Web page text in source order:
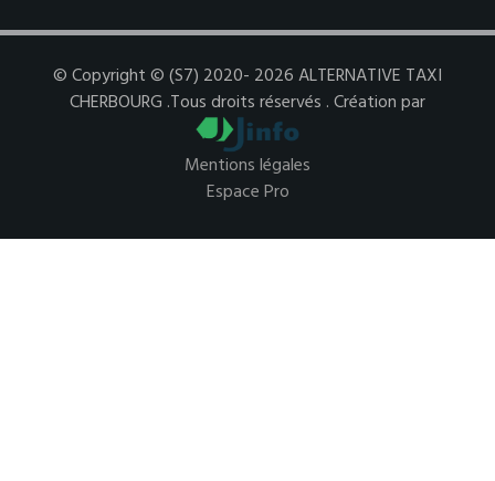
© Copyright © (S7) 2020- 2026 ALTERNATIVE TAXI
CHERBOURG .Tous droits réservés . Création par
Mentions légales
Espace Pro